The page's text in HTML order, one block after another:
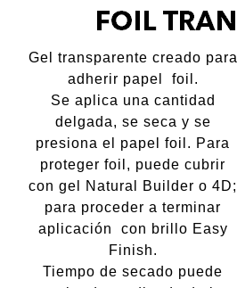
Gel transparente creado para
adherir papel foil.
Se aplica una cantidad
delgada, se seca y se
presiona el papel foil. Para
proteger foil, puede cubrir
con gel Natural Builder o 4D;
para proceder a terminar
aplicación con brillo Easy
Finish.
Tiempo de secado puede